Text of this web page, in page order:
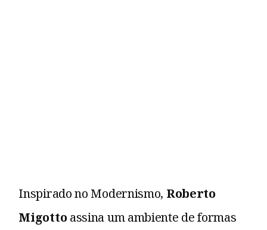
Inspirado no Modernismo, Roberto
Migotto assina um ambiente de formas